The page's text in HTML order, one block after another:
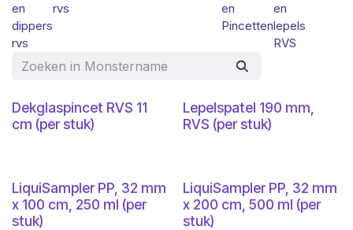
en
dippers
rvs
rvs
en
Pincetten
en
lepels
RVS
Dekglaspincet RVS 11
cm (per stuk)
Lepelspatel 190 mm,
RVS (per stuk)
LiquiSampler PP, 32 mm
x 100 cm, 250 ml (per
stuk)
LiquiSampler PP, 32 mm
x 200 cm, 500 ml (per
stuk)